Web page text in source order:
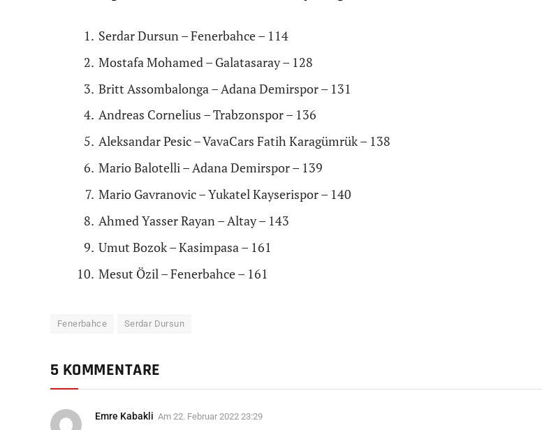
Serdar Dursun – Fenerbahce – 114
Mostafa Mohamed – Galatasaray – 128
Britt Assombalonga – Adana Demirspor – 131
Andreas Cornelius – Trabzonspor – 136
Aleksandar Pesic – VavaCars Fatih Karagümrük – 138
Mario Balotelli – Adana Demirspor – 139
Mario Gavranovic – Yukatel Kayserispor – 140
Ahmed Yasser Rayan – Altay – 143
Umut Bozok – Kasimpasa – 161
Mesut Özil – Fenerbahce – 161
Fenerbahce Serdar Dursun
5 KOMMENTARE
Emre Kabakli Am 22. Februar 2022 23:29